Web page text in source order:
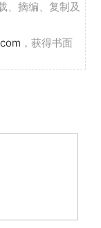
、摘编、复制及
，获得书面